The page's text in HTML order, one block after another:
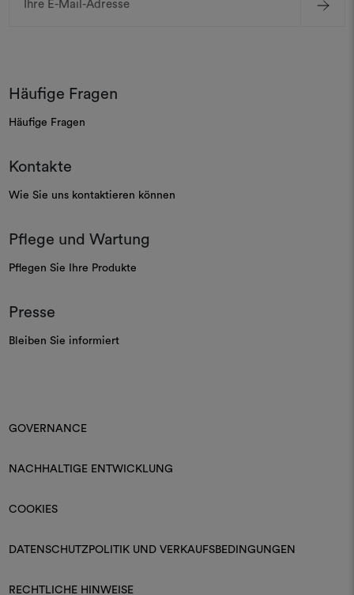
Mail-
Häufige Fragen
Häufige Fragen
Kontakte
Wie Sie uns kontaktieren können
Pflege und Wartung
Pflegen Sie Ihre Produkte
Presse
Bleiben Sie informiert
GOVERNANCE
NACHHALTIGE ENTWICKLUNG
COOKIES
DATENSCHUTZPOLITIK UND VERKAUFSBEDINGUNGEN
RECHTLICHE HINWEISE